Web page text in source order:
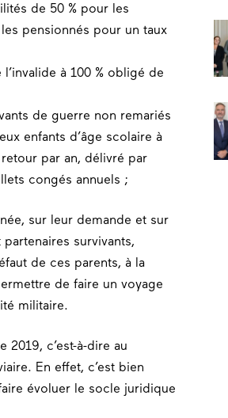
de 50 % pour les
pensionnés pour un taux
à 100 % obligé de
de guerre non remariés
enfants d’âge scolaire à
par an, délivré par
congés annuels ;
sur leur demande et sur
survivants,
de ces parents, à la
de faire un voyage
militaire.
c’est-à-dire au
En effet, c’est bien
évoluer le socle juridique